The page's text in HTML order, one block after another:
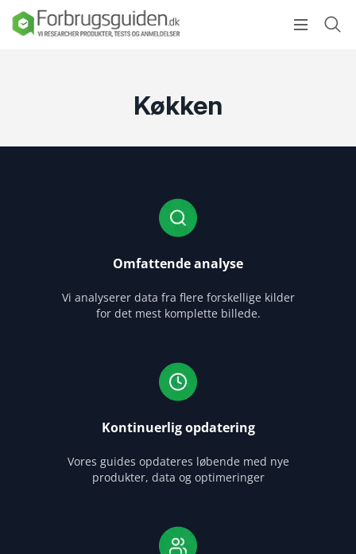
Køkken
Omfattende analyse
Vi analyserer data fra flere forskellige kilder
for det mest komplette billede.
Kontinuerlig opdatering
Vores guides opdateres løbende med nye
produkter, data og optimeringer